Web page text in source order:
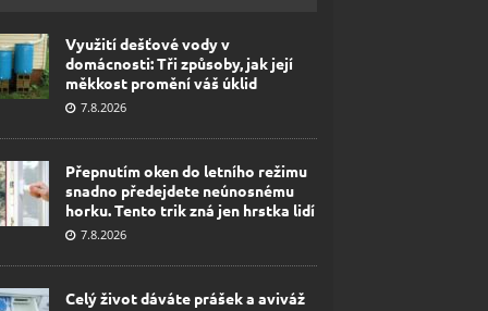
Využití dešťové vody v
domácnosti: Tři způsoby, jak její
měkkost promění váš úklid
7.8.2026
Přepnutím oken do letního režimu
snadno předejdete neúnosnému
horku. Tento trik zná jen hrstka lidí
7.8.2026
Celý život dáváte prášek a aviváž